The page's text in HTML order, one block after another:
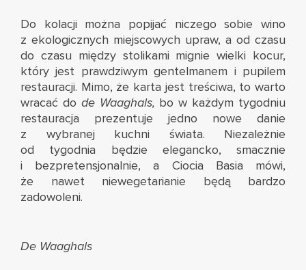
Do kolacji można popijać niczego sobie wino
z ekologicznych miejscowych upraw, a od czasu
do czasu między stolikami mignie wielki kocur,
który jest prawdziwym gentelmanem i pupilem
restauracji. Mimo, że karta jest treściwa, to warto
wracać do de Waaghals, bo w każdym tygodniu
restauracja prezentuje jedno nowe danie
z wybranej kuchni świata. Niezależnie
od tygodnia będzie elegancko, smacznie
i bezpretensjonalnie, a Ciocia Basia mówi,
że nawet niewegetarianie będą bardzo
zadowoleni.
De Waaghals